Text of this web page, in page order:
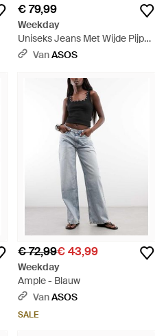
€ 79,99
Weekday
Uniseks Jeans Met Wijde Pijpen
- Blauw
VanASOS
€ 72,99€ 43,99
Weekday
Ample - Blauw
VanASOS
SALE